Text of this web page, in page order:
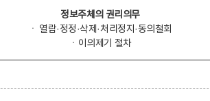
정보주체의 권리의무
ㆍ 열람·정정·삭제·처리정지·동의철회
ㆍ이의제기 절차